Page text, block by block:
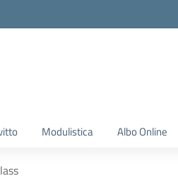
Modulistica Albo Online